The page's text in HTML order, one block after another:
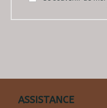
ASSISTANCE